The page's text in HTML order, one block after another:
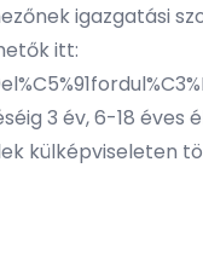
igazgatási
itt:
3 év, 6-18 éves
külképviseleten